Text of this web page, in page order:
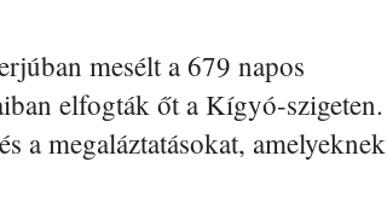
mesélt a 679 napos
elfogták őt a Kígyó-szigeten.
a megaláztatásokat, amelyeknek